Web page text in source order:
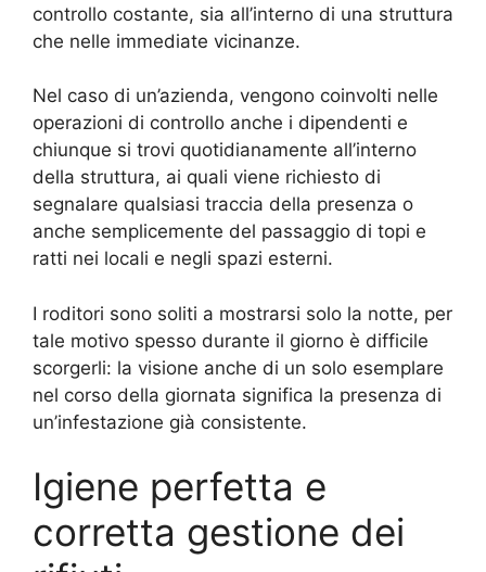
controllo costante, sia all’interno di una struttura
che nelle immediate vicinanze.
Nel caso di un’azienda, vengono coinvolti nelle
operazioni di controllo anche i dipendenti e
chiunque si trovi quotidianamente all’interno
della struttura, ai quali viene richiesto di
segnalare qualsiasi traccia della presenza o
anche semplicemente del passaggio di topi e
ratti nei locali e negli spazi esterni.
I roditori sono soliti a mostrarsi solo la notte, per
tale motivo spesso durante il giorno è difficile
scorgerli: la visione anche di un solo esemplare
nel corso della giornata significa la presenza di
un’infestazione già consistente.
Igiene perfetta e
corretta gestione dei